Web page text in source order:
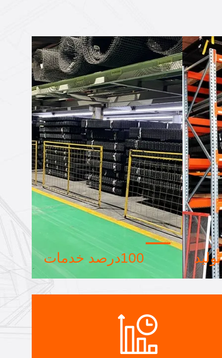
تولید
تمام
100درصد خدمات
بسته بندی عمده و سفارشی کوچک،
FOB، CIF، DDU و DDP. اجازه بدید به
همه نگرانی هایتان پیدا کنید.